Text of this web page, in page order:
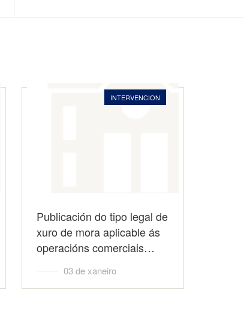
INTERVENCION
Publicación do tipo legal de
xuro de mora aplicable ás
operacións comerciais…
03 de xaneiro